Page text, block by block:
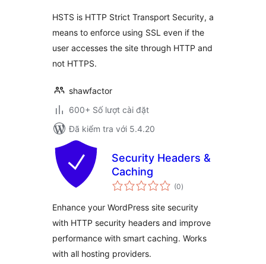
HSTS is HTTP Strict Transport Security, a
means to enforce using SSL even if the
user accesses the site through HTTP and
not HTTPS.
shawfactor
600+ Số lượt cài đặt
Đã kiểm tra với 5.4.20
Security Headers &
Caching
(0tổng
đánh
)
Enhance your WordPress site security
with HTTP security headers and improve
performance with smart caching. Works
with all hosting providers.